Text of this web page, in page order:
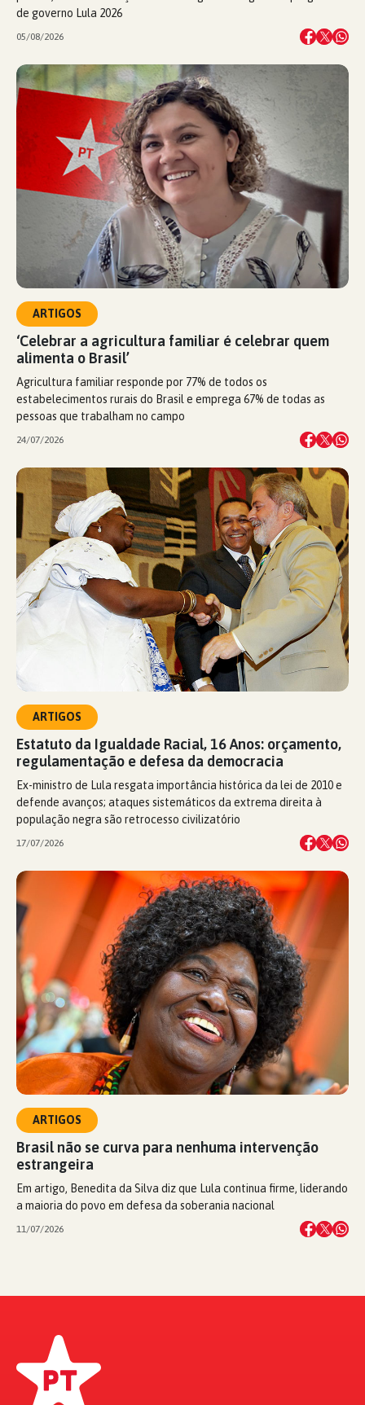
de governo Lula 2026
05/08/2026
ARTIGOS
‘Celebrar a agricultura familiar é celebrar quem
alimenta o Brasil’
Agricultura familiar responde por 77% de todos os
estabelecimentos rurais do Brasil e emprega 67% de todas as
pessoas que trabalham no campo
24/07/2026
ARTIGOS
Estatuto da Igualdade Racial, 16 Anos: orçamento,
regulamentação e defesa da democracia
Ex-ministro de Lula resgata importância histórica da lei de 2010 e
defende avanços; ataques sistemáticos da extrema direita à
população negra são retrocesso civilizatório
17/07/2026
ARTIGOS
Brasil não se curva para nenhuma intervenção
estrangeira
Em artigo, Benedita da Silva diz que Lula continua firme, liderando
a maioria do povo em defesa da soberania nacional
11/07/2026